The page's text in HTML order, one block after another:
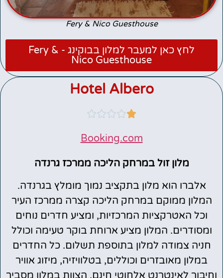
Fery & Nico Guesthouse
לחץ כאן למעבר למלון בבוקינג - Fery &
Nico Guesthouse
Hotel Albero





Booking.com
מלון זול במרחק הליכה ממרכז גרנדה
אלברו הוא מלון בתקציב נמוך מומלץ בגרנדה.
המלון ממוקם במרחק הליכה קצרה ממרכז העיר
וכל האטרקציות המרכזיות, ומציע חדרים נוחים
ומסודרים. המלון מציע ארוחת בוקר טעימה וכולל
חניה צמודה למלון בתוספת תשלום. כל החדרים
במלון מאובזרים וכוללים, בטלוויזיה, מיזוג אוויר
וחיבור לאינטרנט אלחוטי חינם. הצוות במלון מסביר